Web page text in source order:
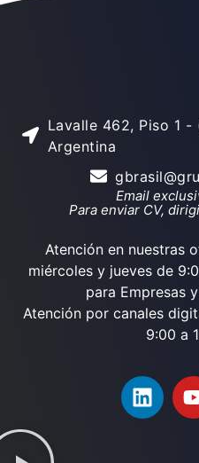
Lavalle 462, Piso 1 -
Argentina
Email
Para enviar CV,
Atención en nuestras
miércoles y jueves de
para Empresas
Atención por canales
9:00 a